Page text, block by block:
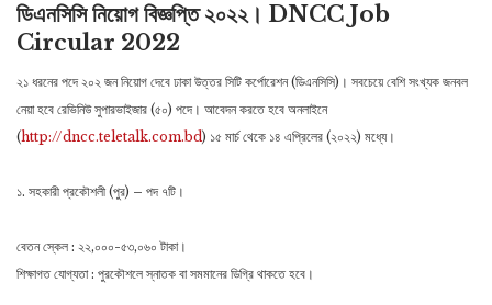
ডিএনসিসি নিয়োগ বিজ্ঞপ্তি ২০২২। DNCC Job
Circular 2022
২১ ধরনের পদে ২০২ জন নিয়োগ দেবে ঢাকা উত্তর সিটি কর্পোরেশন (ডিএনসিসি)। সবচেয়ে বেশি সংখ্যক জনবল
নেয়া হবে রেভিনিউ সুপারভাইজার (৫০) পদে। আবেদন করতে হবে অনলাইনে
(http://dncc.teletalk.com.bd) ১৫ মার্চ থেকে ১৪ এপ্রিলের (২০২২) মধ্যে।
১. সহকারী প্রকৌশলী (পুর) – পদ ৭টি।
বেতন স্কেল : ২২,০০০-৫৩,০৬০ টাকা।
শিক্ষাগত যোগ্যতা : পুরকৌশলে স্নাতক বা সমমানের ডিগ্রি থাকতে হবে।